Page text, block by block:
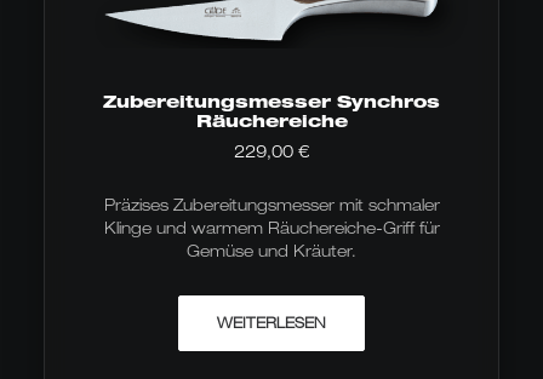
Zubereitungsmesser Synchros
Räuchereiche
229,00 €
Präzises Zubereitungsmesser mit schmaler
Klinge und warmem Räuchereiche-Griff für
Gemüse und Kräuter.
WEITERLESEN